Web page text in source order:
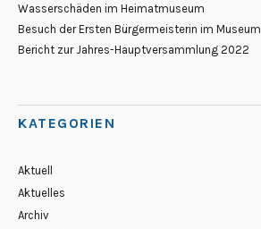
Wasserschäden im Heimatmuseum
Besuch der Ersten Bürgermeisterin im Museum
Bericht zur Jahres-Hauptversammlung 2022
KATEGORIEN
Aktuell
Aktuelles
Archiv